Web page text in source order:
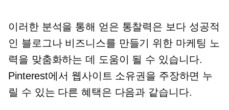
이러한 분석을 통해 얻은 통찰력은 보다 성공적
인 블로그나 비즈니스를 만들기 위한 마케팅 노
력을 맞춤화하는 데 도움이 될 수 있습니다.
Pinterest에서 웹사이트 소유권을 주장하면 누
릴 수 있는 다른 혜택은 다음과 같습니다.